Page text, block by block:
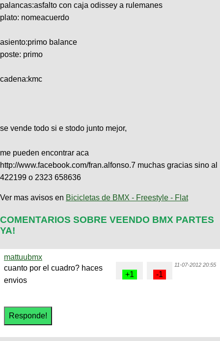
palancas:asfalto con caja odissey a rulemanes
plato: nomeacuerdo
asiento:primo balance
poste: primo
cadena:kmc
se vende todo si e stodo junto mejor,
me pueden encontrar aca
http://www.facebook.com/fran.alfonso.7 muchas gracias sino al
422199 o 2323 658636
Ver mas avisos en Bicicletas de BMX - Freestyle - Flat
COMENTARIOS SOBRE VEENDO BMX PARTES
YA!
mattuubmx
11-07-2012 20:55
cuanto por el cuadro? haces
envios